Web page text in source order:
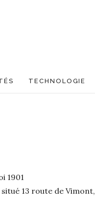
TECHNOLOGIE
1901
13 route de Vimont,